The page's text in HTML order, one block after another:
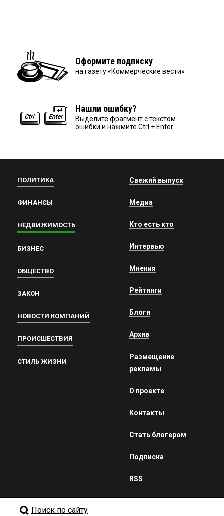
Оформите подписку
на газету «Коммерческие вести»
Нашли ошибку?
Выделите фрагмент с текстом
ошибки и нажмите Ctrl + Enter.
ПОЛИТИКА
ФИНАНСЫ
НЕДВИЖИМОСТЬ
БИЗНЕС
ОБЩЕСТВО
ЗАКОН
НОВОСТИ КОМПАНИЙ
ПРОИСШЕСТВИЯ
СТИЛЬ ЖИЗНИ
Свежий выпуск
Медиа
Кто есть кто
Интервью
Мнения
Рейтинги
Блоги
Архив
Размещение
рекламы
О проекте
Контакты
Стать блогером
Подписка
RSS
Поиск по сайту